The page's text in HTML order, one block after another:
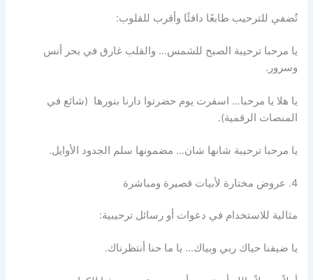
تُضفي للترحيب طابعًا دافئًا وأقرب للقلوب:
يا مرحبا ترحيبة الصبح للشمس… والقلب غارق في بحر أنس
وسرور.
يا هلا يا مرحبا… اسفرت يوم حضرتوا دارنا بنورها (شائع في
المنصات الرقمية).
يا مرحبا ترحيبة شانها شان… مضمونها سلم الجدود الأوايل.
4. عروض مختارة لأبيات قصيرة ومباشرة
مثالية للاستخدام في دعوات أو رسائل ترحيبية:
يا ضيفنا حياك ربي وبياك… يا ما حنا أنتظرناك.